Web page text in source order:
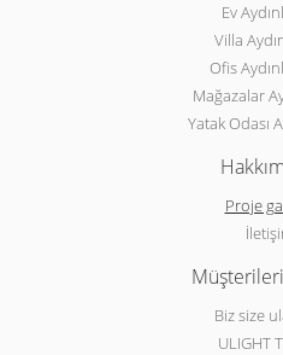
Ev
Villa
Ofis
Mağazalar
Yatak Odası
Proje
Biz size
ULIGHT